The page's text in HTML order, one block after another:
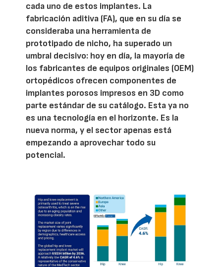
cada uno de estos implantes. La
fabricación aditiva (FA), que en su día se
consideraba una herramienta de
prototipado de nicho, ha superado un
umbral decisivo: hoy en día, la mayoría de
los fabricantes de equipos originales (OEM)
ortopédicos ofrecen componentes de
implantes porosos impresos en 3D como
parte estándar de su catálogo. Esta ya no
es una tecnología en el horizonte. Es la
nueva norma, y el sector apenas está
empezando a aprovechar todo su
potencial.